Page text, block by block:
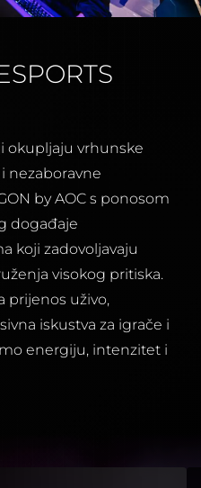
okupljaju vrhunske
nezaboravne
by AOC s ponosom
događaje
koji zadovoljavaju
visokog pritiska.
prijenos uživo,
iskustva za igrače i
energiju, intenzitet i